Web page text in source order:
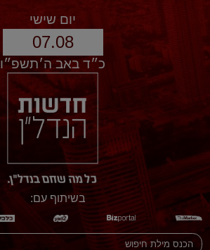
יום שישי
07.08
כ״ד באב ה׳תשפ״ו
בשיתוף עם: